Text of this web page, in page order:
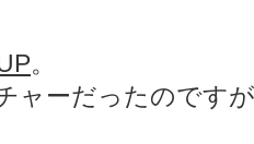
。
ャーだったのです